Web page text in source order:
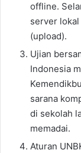
offline.
server
(upload).
Ujian
Indonesia
sarana
dі sekolah
memadai.
Aturan